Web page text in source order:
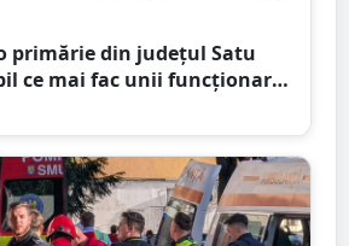
primărie din județul Satu
ce mai fac unii funcționari